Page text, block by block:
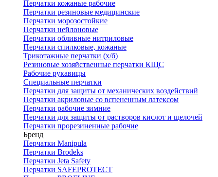
Перчатки кожаные рабочие
Перчатки резиновые медицинские
Перчатки морозостойкие
Перчатки нейлоновые
Перчатки обливные нитриловые
Перчатки спилковые, кожаные
Трикотажные перчатки (х/б)
Резиновые хозяйственные перчатки КЩС
Рабочие рукавицы
Специальные перчатки
Перчатки для защиты от механических воздействий
Перчатки акриловые со вспененным латексом
Перчатки рабочие зимние
Перчатки для защиты от растворов кислот и щелочей
Перчатки прорезиненные рабочие
Бренд
Перчатки Manipula
Перчатки Brodeks
Перчатки Jeta Safety
Перчатки SAFEPROTECT